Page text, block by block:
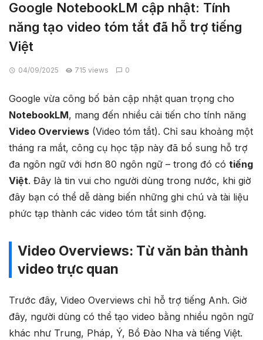
Google NotebookLM cập nhật: Tính
năng tạo video tóm tắt đã hỗ trợ tiếng
Việt
04/09/2025 715 views 0
Google vừa công bố bản cập nhật quan trọng cho
NotebookLM, mang đến nhiều cải tiến cho tính năng
Video Overviews (Video tóm tắt). Chỉ sau khoảng một
tháng ra mắt, công cụ học tập này đã bổ sung hỗ trợ
đa ngôn ngữ với hơn 80 ngôn ngữ – trong đó có tiếng
Việt. Đây là tin vui cho người dùng trong nước, khi giờ
đây bạn có thể dễ dàng biến những ghi chú và tài liệu
phức tạp thành các video tóm tắt sinh động.
Video Overviews: Từ văn bản thành
video trực quan
Trước đây, Video Overviews chỉ hỗ trợ tiếng Anh. Giờ
đây, người dùng có thể tạo video bằng nhiều ngôn ngữ
khác như Trung, Pháp, Ý, Bồ Đào Nha và tiếng Việt.